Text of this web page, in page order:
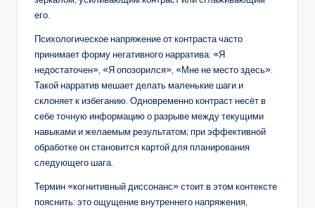
его.
Психологическое напряжение от контраста часто
принимает форму негативного нарратива: «Я
недостаточен», «Я опозорился», «Мне не место здесь».
Такой нарратив мешает делать маленькие шаги и
склоняет к избеганию. Одновременно контраст несёт в
себе точную информацию о разрыве между текущими
навыками и желаемым результатом; при эффективной
обработке он становится картой для планирования
следующего шага.
Термин «когнитивный диссонанс» стоит в этом контексте
пояснить: это ощущение внутреннего напряжения,